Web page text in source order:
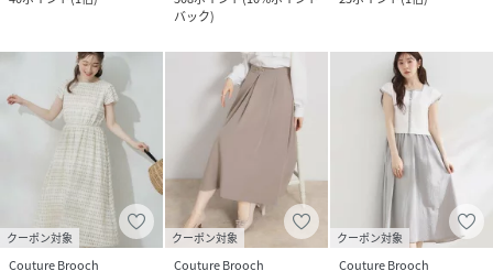
バック)
クーポン対象
Couture Brooch
クーポン対象
Couture Brooch
クーポン対象
Couture Brooch